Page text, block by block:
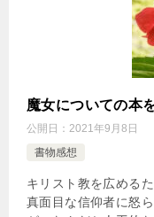
魔女についての本
公開日： 2021年9月8日
書物感想
キリスト教を広める
真面目な信仰者に怒